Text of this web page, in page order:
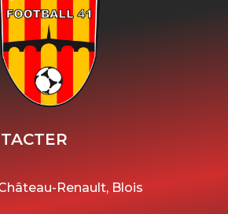
Renault, Blois